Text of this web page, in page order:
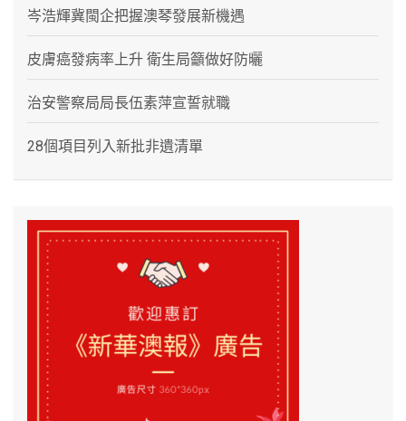
岑浩輝冀閩企把握澳琴發展新機遇
皮膚癌發病率上升 衛生局籲做好防曬
治安警察局局長伍素萍宣誓就職
28個項目列入新批非遺清單